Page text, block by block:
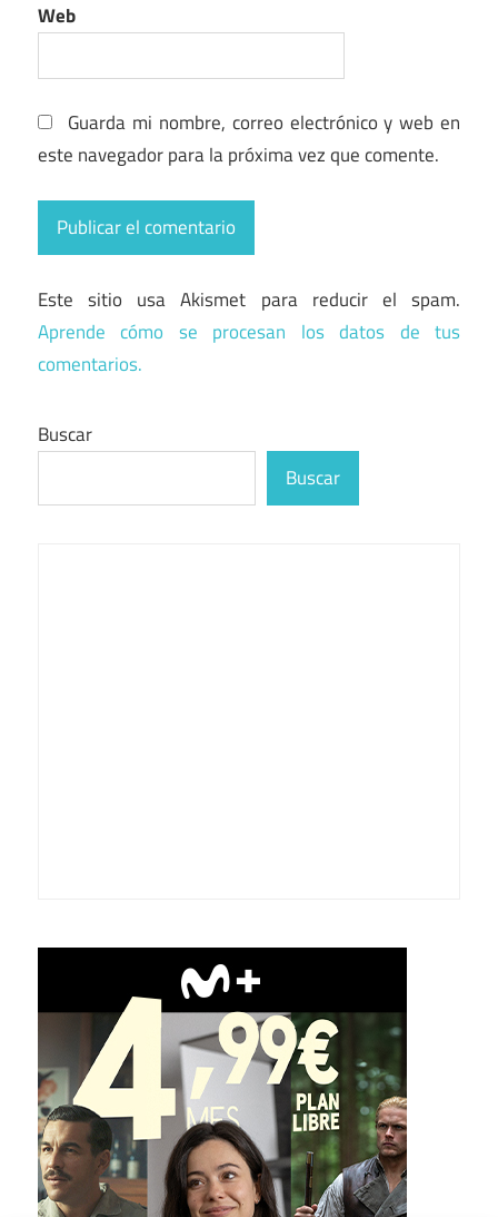
Web
Guarda mi nombre, correo electrónico y web en
este navegador para la próxima vez que comente.
Este sitio usa Akismet para reducir el spam.
Aprende cómo se procesan los datos de tus
comentarios.
Buscar
Buscar